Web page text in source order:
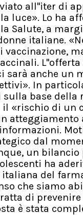
all''iter di
luce». Lo ha
Salute, a
italiane.
sarà anche
In
base della
il «rischio di
atteggiamento
dal
un
ha
italiana del
che siamo
di
è stata